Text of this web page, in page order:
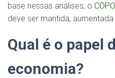
base nessas análises, o
deve ser mantida, aumentada
Qual é o papel
economia?